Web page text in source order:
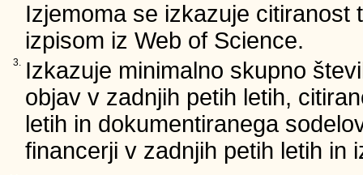
Izjemoma se izkazuje citiranost
izpisom iz Web of Science.
3. Izkazuje minimalno skupno
objav v zadnjih petih letih,
letih in dokumentiranega
financerji v zadnjih petih letih in